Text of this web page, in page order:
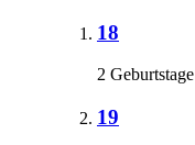
18
2 Geburtstage
19